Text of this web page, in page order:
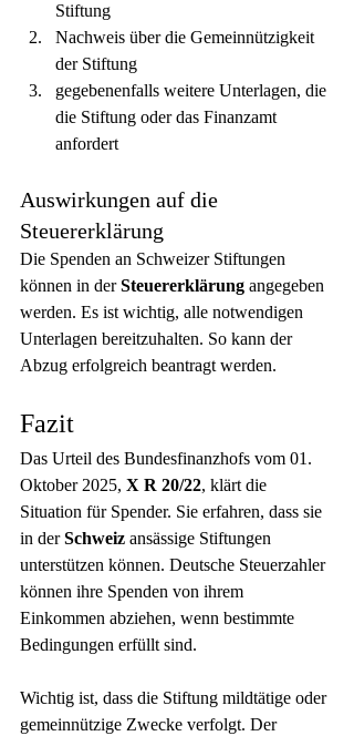
Stiftung
Nachweis über die Gemeinnützigkeit
der Stiftung
gegebenenfalls weitere Unterlagen, die
die Stiftung oder das Finanzamt
anfordert
Auswirkungen auf die
Steuererklärung
Die Spenden an Schweizer Stiftungen
können in der Steuererklärung angegeben
werden. Es ist wichtig, alle notwendigen
Unterlagen bereitzuhalten. So kann der
Abzug erfolgreich beantragt werden.
Fazit
Das Urteil des Bundesfinanzhofs vom 01.
Oktober 2025, X R 20/22, klärt die
Situation für Spender. Sie erfahren, dass sie
in der Schweiz ansässige Stiftungen
unterstützen können. Deutsche Steuerzahler
können ihre Spenden von ihrem
Einkommen abziehen, wenn bestimmte
Bedingungen erfüllt sind.
Wichtig ist, dass die Stiftung mildtätige oder
gemeinnützige Zwecke verfolgt. Der